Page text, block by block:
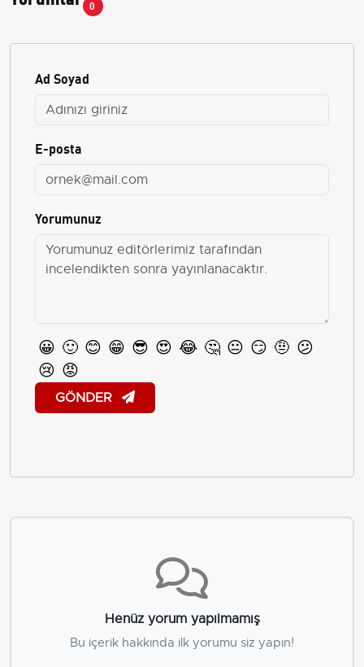
0
Ad Soyad
E-posta
Yorumunuz
😀 🙂 😊 😁 😎 😍 😂 🤔 😐 😏 🤨 😕
😢 😡
GÖNDER
Henüz yorum yapılmamış
Bu içerik hakkında ilk yorumu siz yapın!